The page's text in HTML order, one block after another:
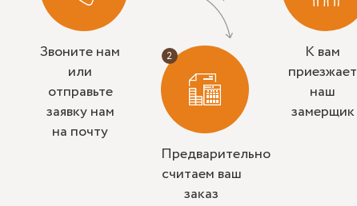
Звоните нам
или
отправьте
заявку нам
на почту
Предварительно
считаем ваш
заказ
К вам
приезжает
наш
замерщик